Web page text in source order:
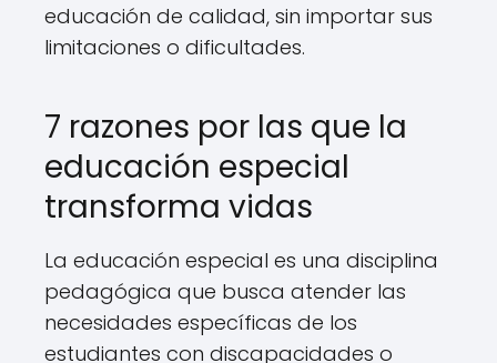
educación de calidad, sin importar sus
limitaciones o dificultades.
7 razones por las que la
educación especial
transforma vidas
La educación especial es una disciplina
pedagógica que busca atender las
necesidades específicas de los
estudiantes con discapacidades o